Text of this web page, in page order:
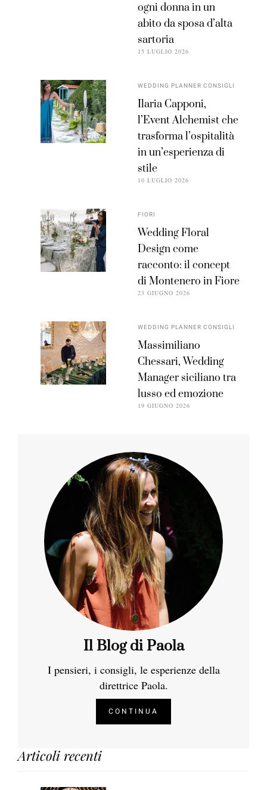
ogni donna in un
abito da sposa d’alta
sartoria
15 LUGLIO 2026
WEDDING PLANNER CONSIGLI
Ilaria Capponi,
l’Event Alchemist che
trasforma l’ospitalità
in un’esperienza di
stile
10 LUGLIO 2026
FIORI
Wedding Floral
Design come
racconto: il concept
di Montenero in Fiore
23 GIUGNO 2026
WEDDING PLANNER CONSIGLI
Massimiliano
Chessari, Wedding
Manager siciliano tra
lusso ed emozione
19 GIUGNO 2026
Il Blog di Paola
I pensieri, i consigli, le esperienze della
direttrice Paola.
CONTINUA
Articoli recenti